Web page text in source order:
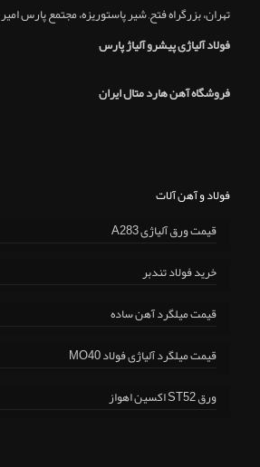
تهران، بزرگراه فتح, شير پاستوريزه، مجتمع پارس امير
فولاد آلیاژی پیشرو آلیاژ پارس
فروشگاه آهن هارد متال ایران
فولاد و آهن آلات
قیمت ورق آلیاژی A283
خرید فولاد تندبر
قیمت میلگرد آهن ساده
قیمت میلگرد آلیاژی فولاد MO40
ورق ST52 اکسین اهواز